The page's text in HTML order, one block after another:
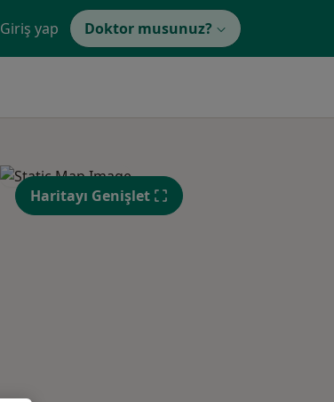
Giriş yap Doktor musunuz?
Haritayı Genişlet